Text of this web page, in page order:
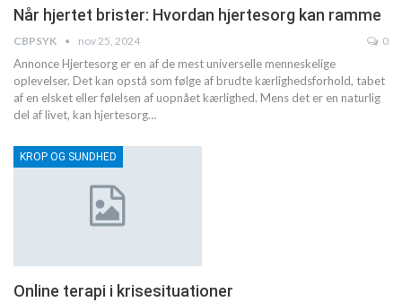
Når hjertet brister: Hvordan hjertesorg kan ramme
CBPSYK nov 25, 2024 0
Annonce Hjertesorg er en af de mest universelle menneskelige
oplevelser. Det kan opstå som følge af brudte kærlighedsforhold, tabet
af en elsket eller følelsen af uopnået kærlighed. Mens det er en naturlig
del af livet, kan hjertesorg…
KROP OG SUNDHED
Online terapi i krisesituationer